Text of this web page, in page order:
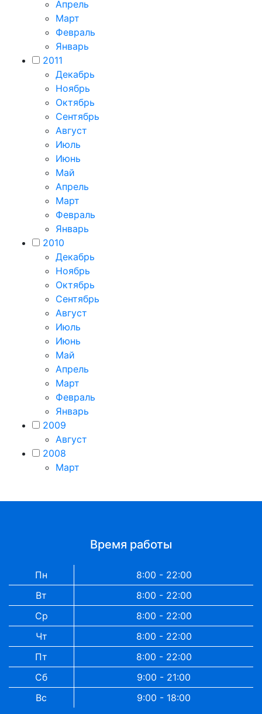
Апрель
Март
Февраль
Январь
2011
Декабрь
Ноябрь
Октябрь
Сентябрь
Август
Июль
Июнь
Май
Апрель
Март
Февраль
Январь
2010
Декабрь
Ноябрь
Октябрь
Сентябрь
Август
Июль
Июнь
Май
Апрель
Март
Февраль
Январь
2009
Август
2008
Март
Время работы
Пн
8:00 - 22:00
Вт
8:00 - 22:00
Ср
8:00 - 22:00
Чт
8:00 - 22:00
Пт
8:00 - 22:00
Сб
9:00 - 21:00
Вс
9:00 - 18:00